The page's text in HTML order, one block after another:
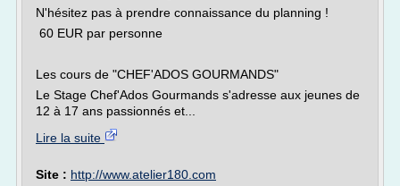
N'hésitez pas à prendre connaissance du planning !
60 EUR par personne
Les cours de "CHEF'ADOS GOURMANDS"
Le Stage Chef'Ados Gourmands s'adresse aux jeunes de
12 à 17 ans passionnés et...
Lire la suite
Site : http://www.atelier180.com